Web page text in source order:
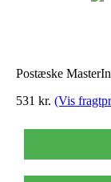
Postæske
531 kr. (Vis